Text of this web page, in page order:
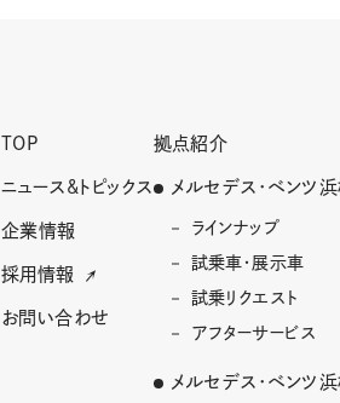
TOP
ニュース&トピックス
企業情報
採用情報
お問い合わせ
拠点紹介
メルセデス･ベンツ
ラインナップ
試乗車・展示車
試乗リクエスト
アフターサービス
メルセデス･ベンツ